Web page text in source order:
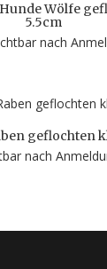
Wölfe
5.5cm
nach
geflochten
nach